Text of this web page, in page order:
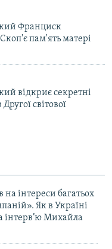
Франциск
пам'ять матері
відкриє секретні
світової
на інтереси багатьох
Як в Україні
інтерв’ю Михайла